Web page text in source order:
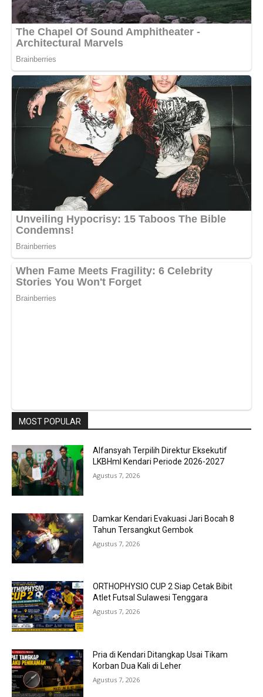
MOST POPULAR
Alfansyah Terpilih Direktur Eksekutif
LKBHmI Kendari Periode 2026-2027
Agustus 7, 2026
Damkar Kendari Evakuasi Jari Bocah 8
Tahun Tersangkut Gembok
Agustus 7, 2026
ORTHOPHYSIO CUP 2 Siap Cetak Bibit
Atlet Futsal Sulawesi Tenggara
Agustus 7, 2026
Pria di Kendari Ditangkap Usai Tikam
Korban Dua Kali di Leher
Agustus 7, 2026